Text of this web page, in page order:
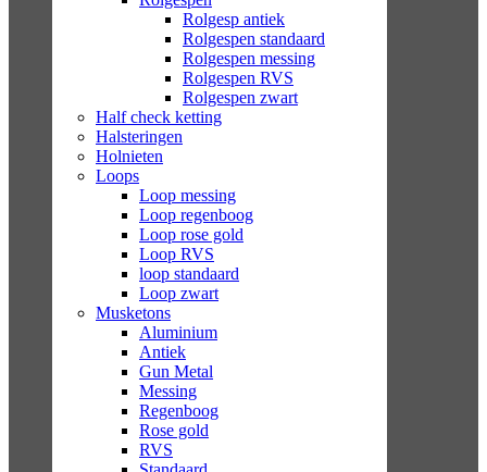
Rolgesp antiek
Rolgespen standaard
Rolgespen messing
Rolgespen RVS
Rolgespen zwart
Half check ketting
Halsteringen
Holnieten
Loops
Loop messing
Loop regenboog
Loop rose gold
Loop RVS
loop standaard
Loop zwart
Musketons
Aluminium
Antiek
Gun Metal
Messing
Regenboog
Rose gold
RVS